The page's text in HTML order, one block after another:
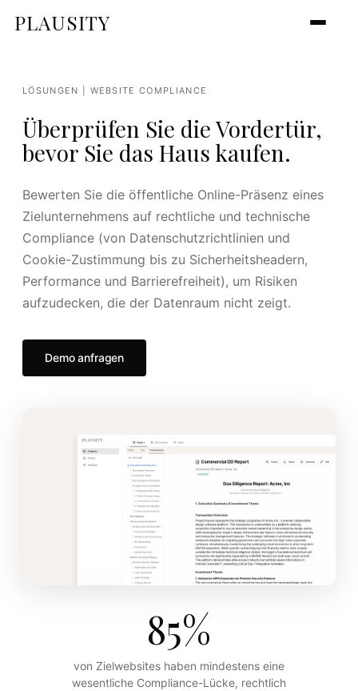
PLAUSITY
LÖSUNGEN | WEBSITE COMPLIANCE
Überprüfen Sie die Vordertür,
bevor Sie das Haus kaufen.
Bewerten Sie die öffentliche Online-Präsenz eines
Zielunternehmens auf rechtliche und technische
Compliance (von Datenschutzrichtlinien und
Cookie-Zustimmung bis zu Sicherheitsheadern,
Performance und Barrierefreiheit), um Risiken
aufzudecken, die der Datenraum nicht zeigt.
Demo anfragen
85%
von Zielwebsites haben mindestens eine
wesentliche Compliance-Lücke, rechtlich